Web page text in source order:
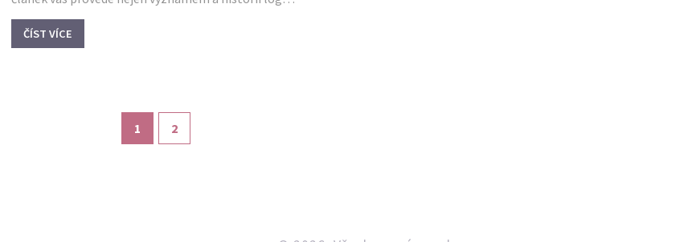
Mazdy, ale také odhalí jeho spojitosti s filosofií a vizí
společnosti. Pokud vás zajímají netradiční příběhy za
ČÍST VÍCE
1 2